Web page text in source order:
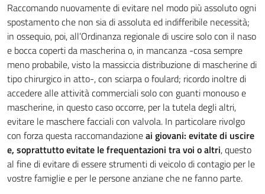
Raccomando nuovamente di evitare nel modo più assoluto ogni
spostamento che non sia di assoluta ed indifferibile necessità;
in ossequio, poi, all’Ordinanza regionale di uscire solo con il naso
e bocca coperti da mascherina o, in mancanza -cosa sempre
meno probabile, visto la massiccia distribuzione di mascherine di
tipo chirurgico in atto-, con sciarpa o foulard; ricordo inoltre di
accedere alle attività commerciali solo con guanti monouso e
mascherine, in questo caso occorre, per la tutela degli altri,
evitare le maschere facciali con valvola. In particolare rivolgo
con forza questa raccomandazioneai giovani: evitate di uscire
e, soprattutto evitate le frequentazioni tra voi o altri, questo
al fine di evitare di essere strumenti di veicolo di contagio per le
vostre famiglie e per le persone anziane che ne fanno parte.